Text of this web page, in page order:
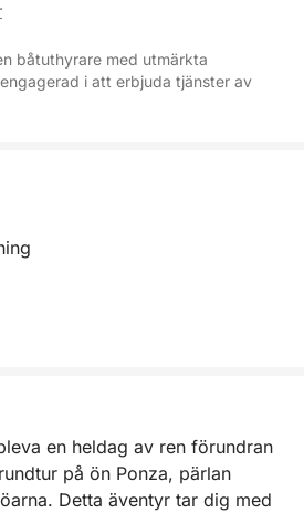
båtuthyrare med utmärkta
i att erbjuda tjänster av
en heldag av ren förundran
på ön Ponza, pärlan
Detta äventyr tar dig med